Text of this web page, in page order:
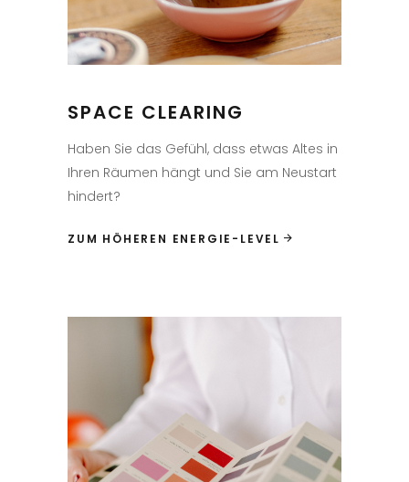
SPACE CLEARING
Haben Sie das Gefühl, dass etwas Altes in
Ihren Räumen hängt und Sie am Neustart
hindert?
ZUM HÖHEREN ENERGIE-LEVEL